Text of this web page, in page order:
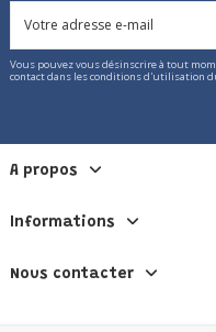
Vous pouvez vous désinscrire à tout
contact dans les conditions d'utilisation
A propos
Informations
Nous contacter